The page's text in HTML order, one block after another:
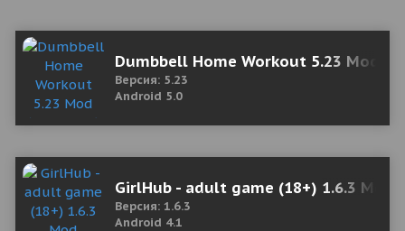
Dumbbell Home Workout 5.23 Mod
Версия: 5.23
Android 5.0
GirlHub - adult game (18+) 1.6.3 Mod
Версия: 1.6.3
Android 4.1